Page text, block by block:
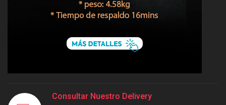
Consultar Nuestro Delivery